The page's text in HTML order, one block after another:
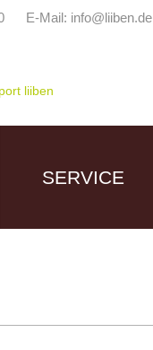
E-Mail: info@liiben.de
SERVICE